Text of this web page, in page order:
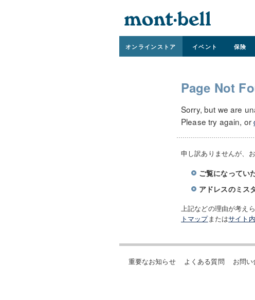
オンラインストア イベント 保険
Page Not
Sorry, but we are
Please try again, or
申し訳ありませんが、
ご覧になってい
アドレスのミス
上記などの理由が考え
トマップまたはサイト
重要なお知らせ よくある質問 お問